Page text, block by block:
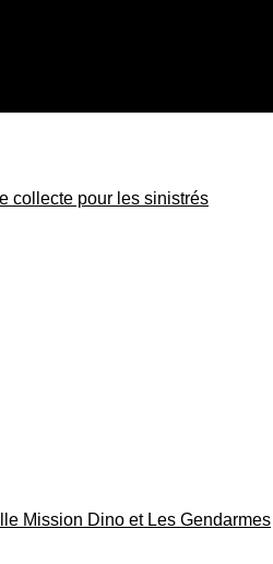
collecte pour les sinistrés
Mission Dino et Les Gendarmes